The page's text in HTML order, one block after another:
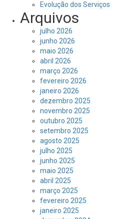
Evolução dos Serviços
Arquivos
julho 2026
junho 2026
maio 2026
abril 2026
março 2026
fevereiro 2026
janeiro 2026
dezembro 2025
novembro 2025
outubro 2025
setembro 2025
agosto 2025
julho 2025
junho 2025
maio 2025
abril 2025
março 2025
fevereiro 2025
janeiro 2025